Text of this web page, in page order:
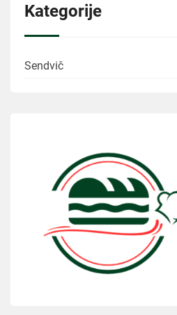
Kategorije
Sendvič